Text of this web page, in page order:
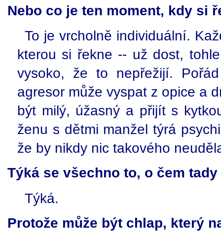
Nebo co je ten moment, kdy si
To je vrcholně individuální.
kterou si řekne -- už dost,
vysoko, že to nepřežijí.
agresor může vyspat z opice a
být milý, úžasný a přijít s
ženu s dětmi manžel týrá
že by nikdy nic takového
Týká se všechno to, o čem
Týká.
Protože může být chlap, který